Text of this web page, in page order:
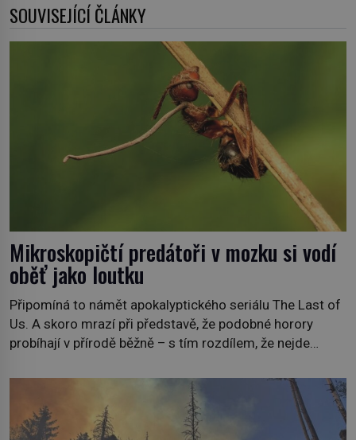
SOUVISEJÍCÍ ČLÁNKY
Mikroskopičtí predátoři v mozku si vodí
oběť jako loutku
Připomíná to námět apokalyptického seriálu The Last of
Us. A skoro mrazí při představě, že podobné horory
probíhají v přírodě běžně – s tím rozdílem, že nejde
dokáže ovládat jen vývojově nesrovnatelně jednodušší
živočichy, než je člověk. Najít skutečné zombie není nic
nemožného ani v naší přírodě. […]